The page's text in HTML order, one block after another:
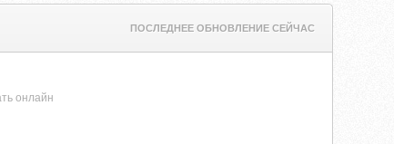
ПОСЛЕДНЕЕ ОБНОВЛЕНИЕ СЕЙЧАС
онлайн